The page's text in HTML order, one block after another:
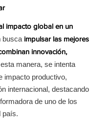
impacto global en un
busca impulsar las mejores
innovación,
manera, se intenta
impacto productivo,
internacional, destacando
de uno de los
país.